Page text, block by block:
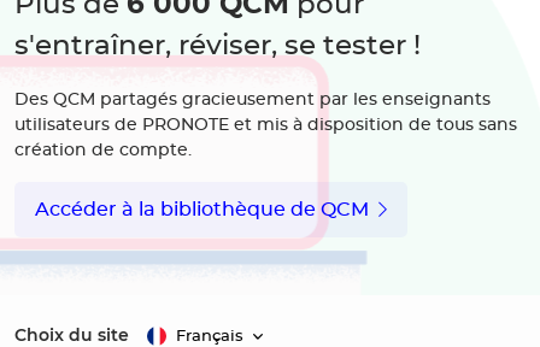
s'entraîner, réviser, se tester !
Des QCM partagés gracieusement par les enseignants
utilisateurs de PRONOTE et mis à disposition de tous sans
création de compte.
Accéder à la bibliothèque de QCM
Choix du site Français